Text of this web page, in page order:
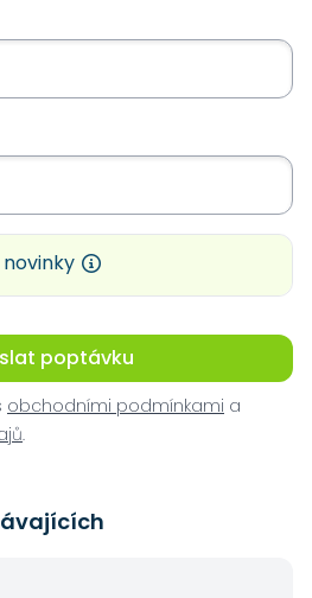
poptávku
obchodními podmínkami a
.